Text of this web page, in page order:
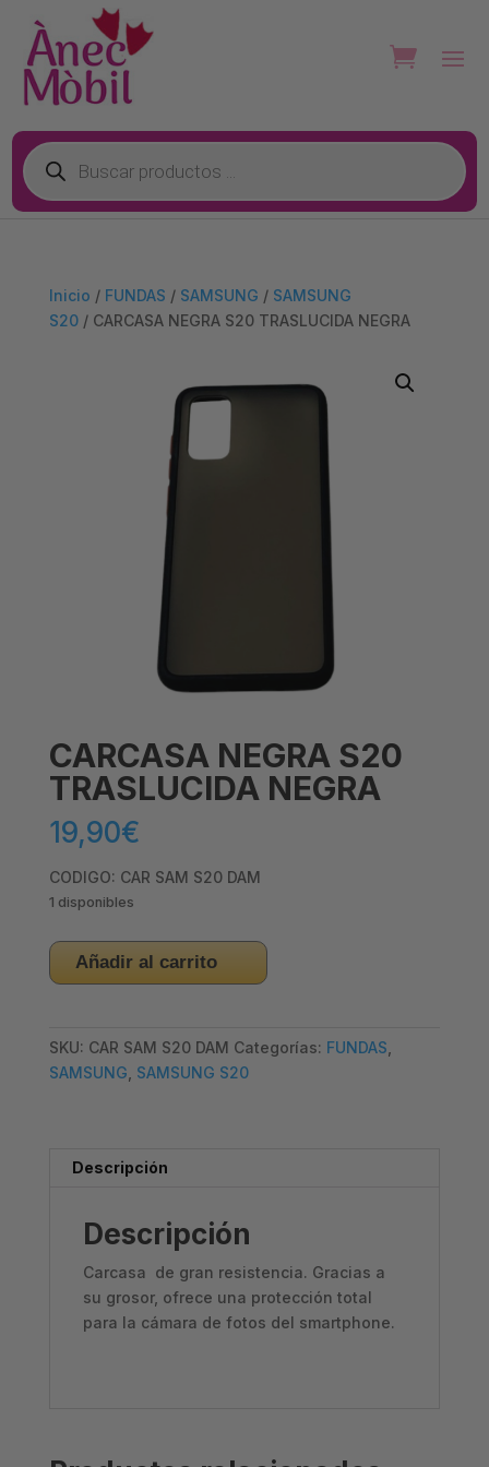
Búsqueda
de
productos
Inicio / FUNDAS / SAMSUNG / SAMSUNG
S20/ CARCASA NEGRA S20 TRASLUCIDA NEGRA
CARCASA NEGRA S20
TRASLUCIDA NEGRA
19,90€
CODIGO: CAR SAM S20 DAM
1 disponibles
CARCASA
NEGRA
NEGRA
cantidad
Añadir al carrito
SKU: CAR SAM S20 DAM Categorías: FUNDAS,
SAMSUNG, SAMSUNG S20
Descripción
Descripción
Carcasa de gran resistencia. Gracias a
su grosor, ofrece una protección total
para la cámara de fotos del smartphone.